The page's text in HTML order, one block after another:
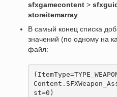
sfxgamecontent >
storeitemarray
В самый конец списка
значений (по одному на
файл:
( ItemType=
st=0 )